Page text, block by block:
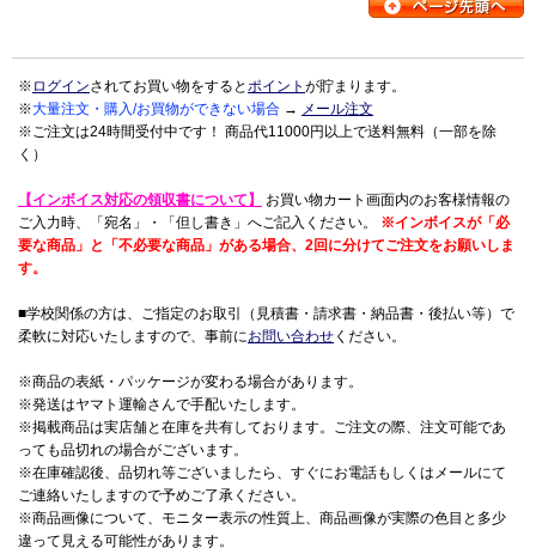
※ ログインされてお買い物をするとポイント が貯まります。
※大量注文・購入/お買物ができない場合 → メール注文
※ご注文は24時間受付中です！ 商品代11000円以上で送料無料（一部を除
く）
【インボイス対応の領収書について】
お買い物カート画面内のお客様情報の
ご入力時、「宛名」・「但し書き」へご記入ください。 ※インボイスが「必
要な商品」と「不必要な商品」がある場合、2回に分けてご注文をお願いしま
す。
■学校関係の方は、ご指定のお取引（見積書・請求書・納品書・後払い等）で
柔軟に対応いたしますので、事前にお問い合わせ ください。
※商品の表紙・パッケージが変わる場合があります。
※発送はヤマト運輸さんで手配いたします。
※掲載商品は実店舗と在庫を共有しております。ご注文の際、注文可能であ
っても品切れの場合がございます。
※在庫確認後、品切れ等ございましたら、すぐにお電話もしくはメールにて
ご連絡いたしますので予めご了承ください。
※商品画像について、モニター表示の性質上、商品画像が実際の色目と多少
違って見える可能性があります。